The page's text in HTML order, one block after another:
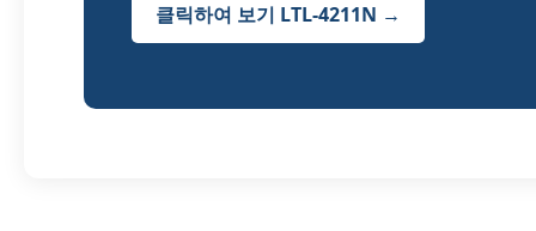
클릭하여 보기 LTL-4211N →